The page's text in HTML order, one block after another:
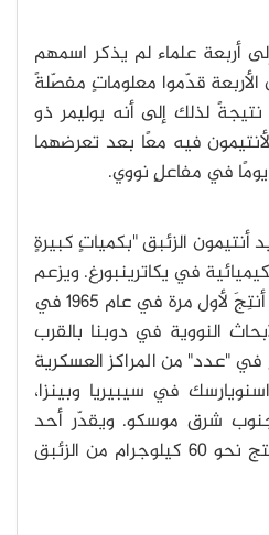
أربعة علماء لم يذكر اسمهم
الأربعة قدّموا معلوماتٍ مفصّلةً
لذلك إلى أنه بوليمر ذو
فيه معًا بعد تعرضهما
أنتيمون الزئبق "بكمياتٍ كبيرةٍ
في يكاترينبورغ. ويزعم
أن الزئبق الأحمر نفسه قد أنتِجَ لأول مرة في عام 1965 في
النووية في دوبنا بالقرب
"عدد" من المراكز العسكرية
في سيبيريا وبينزا،
كيلومتر جنوب شرق موسكو. ويقدّر أحد
العلماء الروس أن روسيا تنتج نحو 60 كيلوجرام من الزئبق